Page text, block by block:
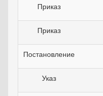
Приказ
Приказ
Постановление
Указ